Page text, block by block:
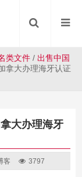
类文件 / 出售中国
拿大办理海牙认证
大办理海牙
客 3797